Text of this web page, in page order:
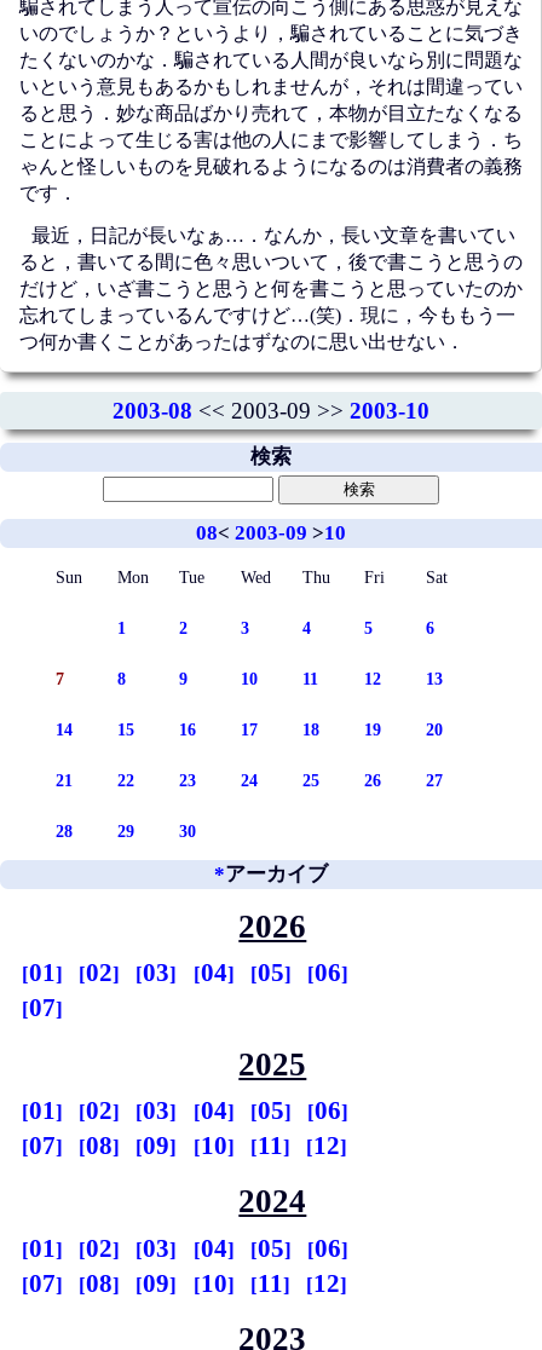
騙されてしまう人って宣伝の向こう側にある思惑が見えな
いのでしょうか？というより，騙されていることに気づき
たくないのかな．騙されている人間が良いなら別に問題な
いという意見もあるかもしれませんが，それは間違ってい
ると思う．妙な商品ばかり売れて，本物が目立たなくなる
ことによって生じる害は他の人にまで影響してしまう．ち
ゃんと怪しいものを見破れるようになるのは消費者の義務
です．
最近，日記が長いなぁ…．なんか，長い文章を書いてい
ると，書いてる間に色々思いついて，後で書こうと思うの
だけど，いざ書こうと思うと何を書こうと思っていたのか
忘れてしまっているんですけど…(笑)．現に，今ももう一
つ何か書くことがあったはずなのに思い出せない．
2003-08 << 2003-09 >> 2003-10
検索
08< 2003-09 >10
Sun Mon Tue Wed Thu Fri Sat
1 2 3 4 5 6
7 8 9 10 11 12 13
14 15 16 17 18 19 20
21 22 23 24 25 26 27
28 29 30
*アーカイブ
2026
01 02 03 04 05
06
07
2025
01 02 03 04 05
06
07
08 09 10 11 12
2024
01 02 03 04 05
06
07
08 09 10 11 12
2023